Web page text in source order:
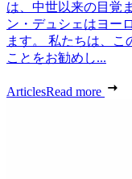
は、中世以来の目覚
ン・デュシェはヨー
ます。 私たちは、こ
ことをお勧めし...
ArticlesRead more